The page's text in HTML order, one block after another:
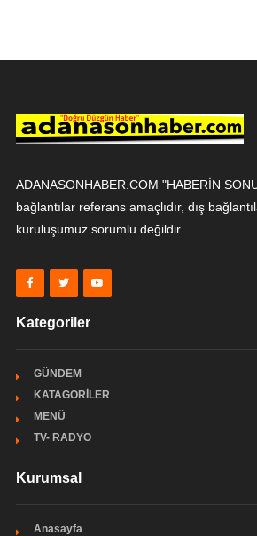
ADANASONHABER.COM "HABERİN
bağlantılar referans amaçlıdır, dış
kuruluşumuz sorumlu değildir.
Kategoriler
GÜNDEM
KATAGORİLER
MENÜ
TV- RADYO
Kurumsal
Anasayfa